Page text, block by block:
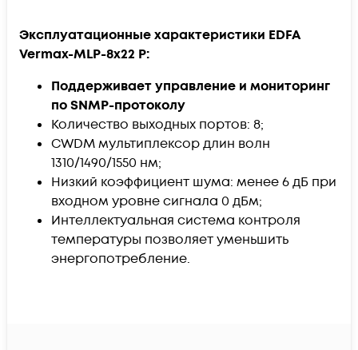
Эксплуатационные характеристики EDFA
Vermax-MLP-8x22 P:
Поддерживает управление и мониторинг
по SNMP-протоколу
Количество выходных портов: 8;
CWDM мультиплексор длин волн
1310/1490/1550 нм;
Низкий коэффициент шума: менее 6 дБ при
входном уровне сигнала 0 дБм;
Интеллектуальная система контроля
температуры позволяет уменьшить
энергопотребление.